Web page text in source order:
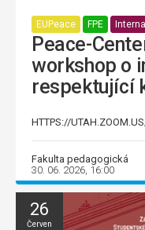
EUPeace FPE
Peace-
workshop o
respektující
HTTPS://
Fakulta pedagogická
30. 06. 2026, 16:00
26
Červen